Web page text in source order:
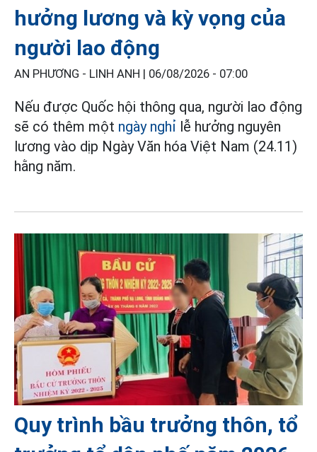
hưởng lương và kỳ vọng của
người lao động
AN PHƯƠNG - LINH ANH | 06/08/2026 - 07:00
Nếu được Quốc hội thông qua, người lao động
sẽ có thêm một ngày nghỉ lễ hưởng nguyên
lương vào dịp Ngày Văn hóa Việt Nam (24.11)
hằng năm.
Quy trình bầu trưởng thôn, tổ